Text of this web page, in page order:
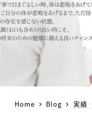
Home Blog 実績